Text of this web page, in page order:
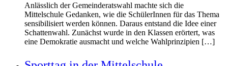
Anlässlich der Gemeinderatswahl machte sich die
Mittelschule Gedanken, wie die SchülerInnen für das Thema
sensibilisiert werden können. Daraus entstand die Idee einer
Schattenwahl. Zunächst wurde in den Klassen erörtert, was
eine Demokratie ausmacht und welche Wahlprinzipien […]